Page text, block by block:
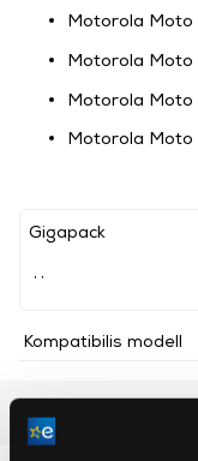
Gigapack
Kompatibilis modell
Motorola Moto
Motorola
Motorola
Motorola
Részletes ismertető